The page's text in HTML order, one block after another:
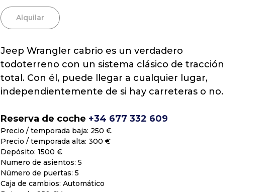
Alquilar
Jeep Wrangler cabrio es un verdadero
todoterreno con un sistema clásico de tracción
total. Con él, puede llegar a cualquier lugar,
independientemente de si hay carreteras o no.
Reserva de coche +34 677 332 609
Precio / temporada baja: 250 €
Precio / temporada alta: 300 €
Depósito: 1500 €
Numero de asientos: 5
Número de puertas: 5
Caja de cambios: Automático